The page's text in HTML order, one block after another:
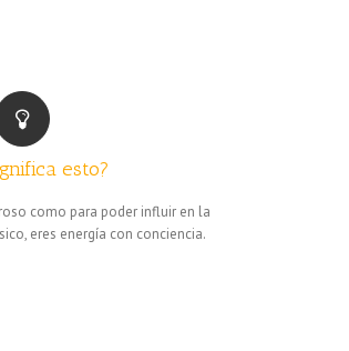
esto?
como para poder influir en la
eres energía con conciencia.